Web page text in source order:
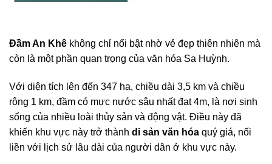
Đầm An Khê không chỉ nổi bật nhờ vẻ đẹp thiên nhiên mà
còn là một phần quan trọng của văn hóa Sa Huỳnh.
Với diện tích lên đến 347 ha, chiều dài 3,5 km và chiều
rộng 1 km, đầm có mực nước sâu nhất đạt 4m, là nơi sinh
sống của nhiều loài thủy sản và động vật. Điều này đã
khiến khu vực này trở thành di sản văn hóa quý giá, nối
liền với lịch sử lâu dài của người dân ở khu vực này.